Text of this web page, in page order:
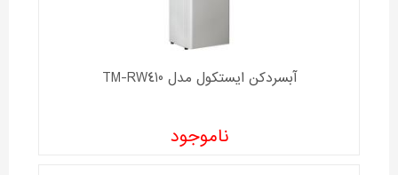
آبسردکن ايستکول مدل TM-RW410
ناموجود